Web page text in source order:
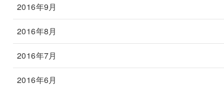
2016年9月
2016年8月
2016年7月
2016年6月